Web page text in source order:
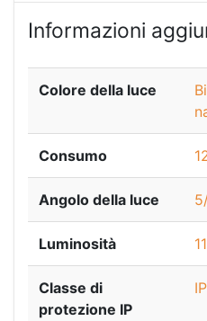
Informazioni
Colore della luce
Consumo
Angolo della luce
Luminosità
Classe di
protezione IP